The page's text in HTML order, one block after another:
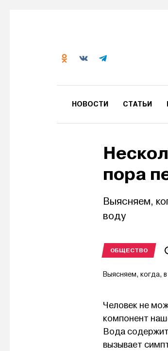
НОВОСТИ СТАТЬИ
пора
Выясняем,
воду
ОБЩЕСТВО
Выясняем, когда,
Человек не
компонент
Вода
вызывает